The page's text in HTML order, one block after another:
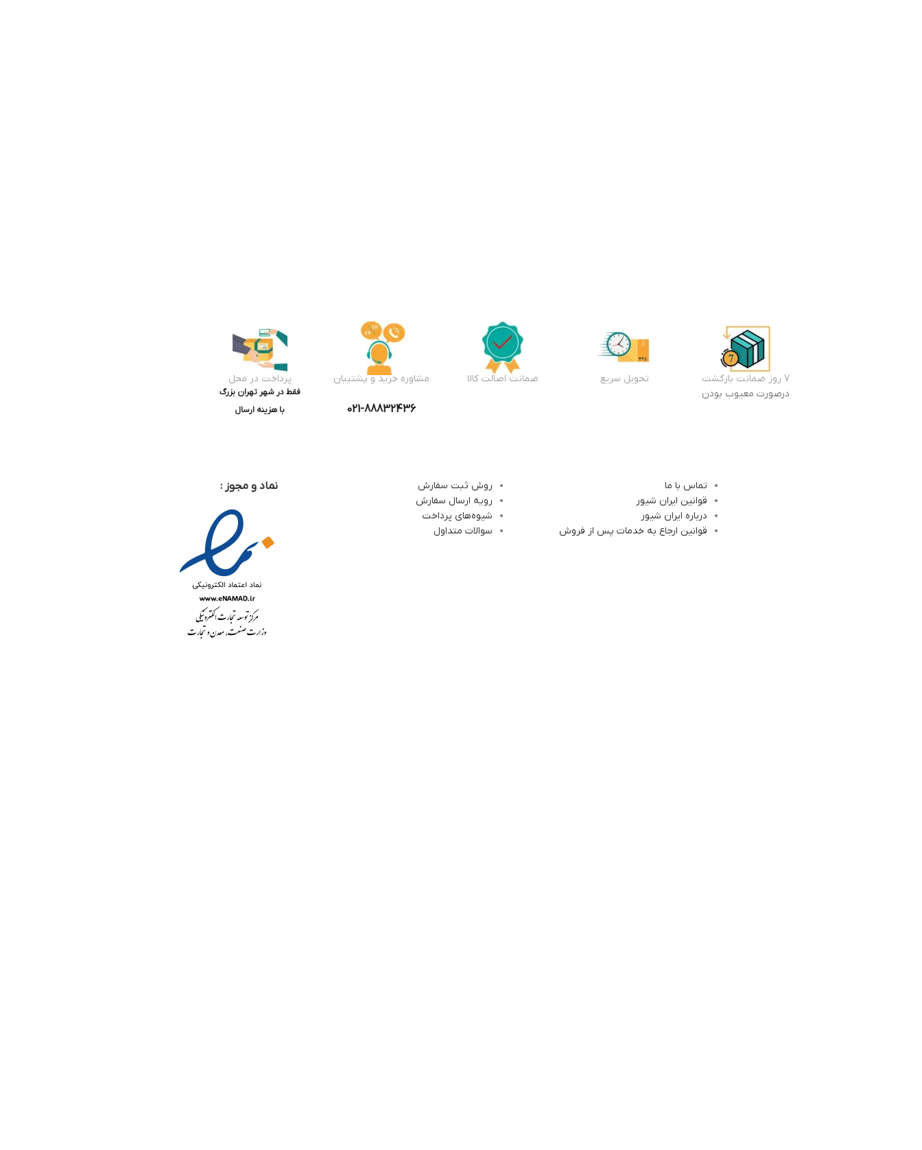
7 روز ضمانت بازگشت
درصورت معیوب بودن
تحویل سریع ضمانت اصالت کالا مشاوره خرید و پشتیبان
021-88832436
پرداخت در محل
فقط در شهر تهران بزرگ
با هزینه ارسال
تماس با ما
قوانین ایران شیور
درباره ایران شیور
قوانین ارجاع به خدمات پس از فروش
روش ثبت سفارش
رویه ارسال سفارش
شیوه‌های پرداخت
سوالات متداول
نماد و مجوز :